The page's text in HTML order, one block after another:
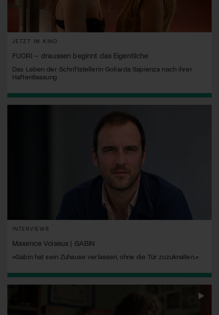
JETZT IM KINO
FUORI – draussen beginnt das Eigentliche
Das Leben der Schriftstellerin Goliarda Sapienza nach ihrer
Haftentlassung
INTERVIEWS
Maxence Voiseux | GABIN
«Gabin hat sein Zuhause verlassen, ohne die Tür zuzuknallen.»